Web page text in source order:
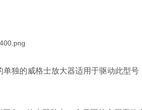
独的威格士放大器适用于驱动此型号